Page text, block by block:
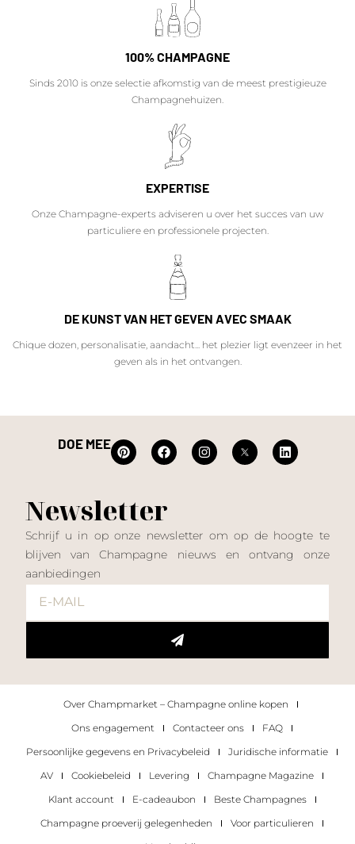
100% CHAMPAGNE
Sinds 2010 is onze selectie afkomstig van de meest prestigieuze
Champagnehuizen.
EXPERTISE
Onze Champagne-experts adviseren u over het succes van uw
particuliere en professionele projecten.
DE KUNST VAN HET GEVEN AVEC SMAAK
Chique dozen, personalisatie, aandacht... het plezier ligt evenzeer in het
geven als in het ontvangen.
DOE MEE
Newsletter
Schrijf u in op onze newsletter om op de hoogte te
blijven van Champagne nieuws en ontvang onze
aanbiedingen
Over Champmarket – Champagne online kopen
Ons engagement
Contacteer ons
FAQ
Persoonlijke gegevens en Privacybeleid
Juridische informatie
AV
Cookiebeleid Levering
Champagne Magazine
Klant account
E-cadeaubon
Beste Champagnes
Champagne proeverij gelegenheden
Voor particulieren